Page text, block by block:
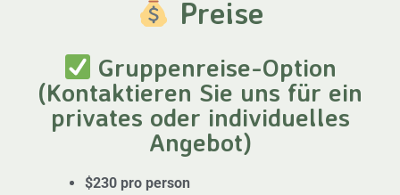
Preise
Gruppenreise-Option
(Kontaktieren Sie uns für ein
privates oder individuelles
Angebot)
$230 pro person